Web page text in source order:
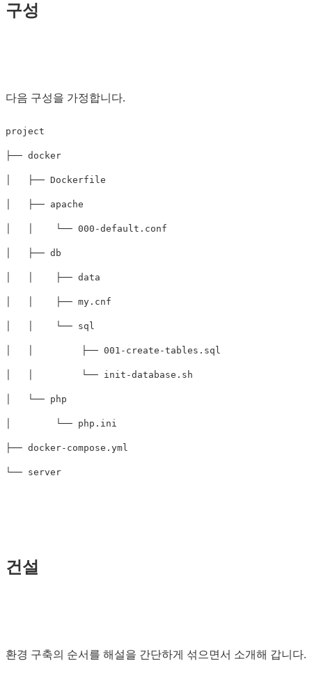
구성
다음 구성을 가정합니다.
project
├── docker
│   ├── Dockerfile
│   ├── apache
│   │    └── 000-default.conf
│   ├── db
│   │    ├── data
│   │    ├── my.cnf
│   │    └── sql
│   │  　     ├── 001-create-tables.sql
│   │ 　      └── init-database.sh
│   └── php
│        └── php.ini
├── docker-compose.yml
└── server
건설
환경 구축의 순서를 해설을 간단하게 섞으면서 소개해 갑니다.